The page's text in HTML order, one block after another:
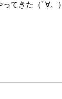
てきた（ﾟ∀。）